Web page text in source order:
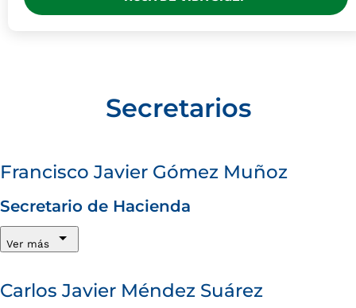
Secretarios
Francisco Javier Gómez Muñoz
Secretario de Hacienda
Ver más
Carlos Javier Méndez Suárez